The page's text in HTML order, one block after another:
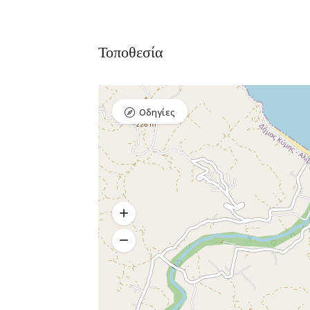
Τοποθεσία
Οδηγίες
Premium Πακέτο
Raval Χαλκιδα
Δημητρίου 1, Xαλκίδα
Διαμονή,
Ξενοδοχεία
Πακέτο
Kaminos
Resort
Λίμνη,
Βόρεια
Εύβοια 340